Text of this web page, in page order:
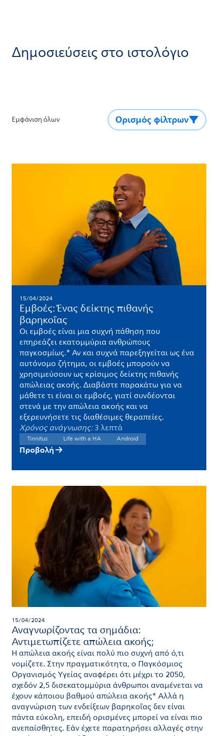
Δημοσιεύσεις στο ιστολόγιο
Εμφάνιση όλων Ορισμός φίλτρων
15/04/2024
Εμβοές: Ένας δείκτης πιθανής
βαρηκοΐας
Οι εμβοές είναι μια συχνή πάθηση που
επηρεάζει εκατομμύρια ανθρώπους
παγκοσμίως.* Αν και συχνά παρεξηγείται ως ένα
αυτόνομο ζήτημα, οι εμβοές μπορούν να
χρησιμεύσουν ως κρίσιμος δείκτης πιθανής
απώλειας ακοής. Διαβάστε παρακάτω για να
μάθετε τι είναι οι εμβοές, γιατί συνδέονται
στενά με την απώλεια ακοής και να
εξερευνήσετε τις διαθέσιμες θεραπείες.
Χρόνος ανάγνωσης:3 λεπτά
Tinnitus Life with a HA Android
Προβολή
15/04/2024
Αναγνωρίζοντας τα σημάδια:
Αντιμετωπίζετε απώλεια ακοής;
Η απώλεια ακοής είναι πολύ πιο συχνή από ό,τι
νομίζετε. Στην πραγματικότητα, ο Παγκόσμιος
Οργανισμός Υγείας αναφέρει ότι μέχρι το 2050,
σχεδόν 2,5 δισεκατομμύρια άνθρωποι αναμένεται να
έχουν κάποιου βαθμού απώλεια ακοής* Αλλά η
αναγνώριση των ενδείξεων βαρηκοΐας δεν είναι
πάντα εύκολη, επειδή ορισμένες μπορεί να είναι πιο
ανεπαίσθητες. Εάν έχετε παρατηρήσει αλλαγές στην